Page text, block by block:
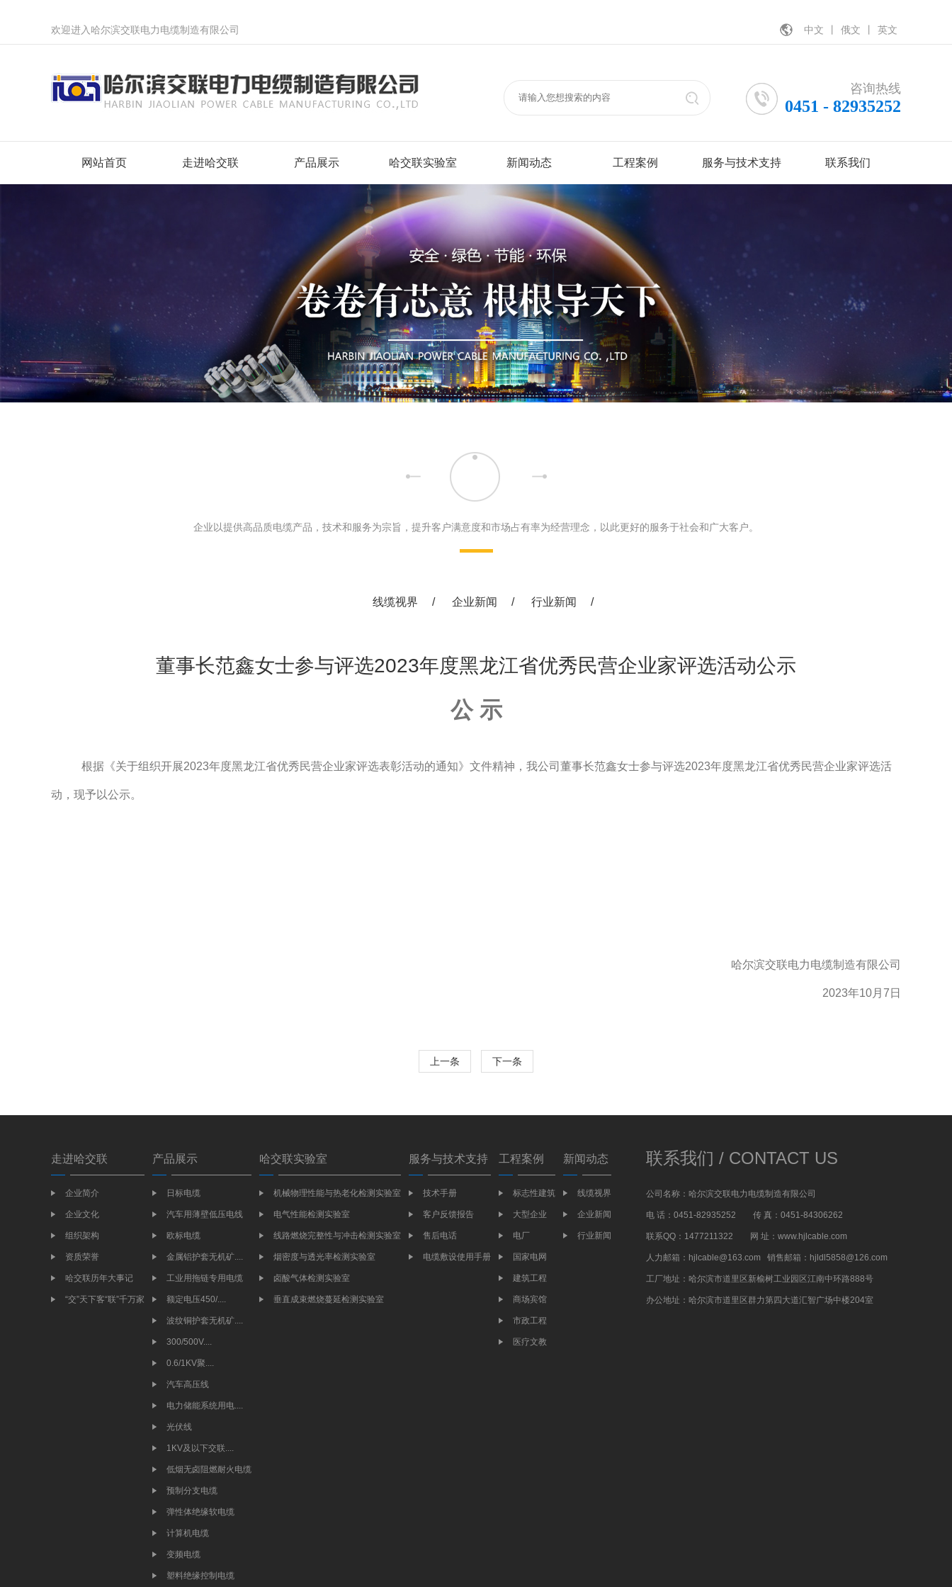
欢迎进入哈尔滨交联电力电缆制造有限公司 中文 俄文 英文
咨询热线
0451 - 82935252
网站首页 走进哈交联
“交”天下客“联”千万家
产品展示
1KV及以下交联聚乙烯绝缘电力电缆
无卤低烟阻燃耐火电缆
预制分支电缆
弹性体绝缘软电缆
计算机电缆
变频电缆
塑料绝缘控制电缆
架空绝缘电缆
铝绞线及钢芯铝绞线
额定电压450/750V聚氯乙烯绝缘电缆
300/500V防冻软铜电缆
缘辐照交联无卤低烟阻燃电线
欧标电缆
哈交联实验室
垂直成束燃烧蔓延检测
卤酸气体检测
烟密度与透光率检测
线路燃烧完整性与冲击检测
机械物理性能与热老化检测
实验室设备
新闻动态
行业新闻
线缆视界
工程案例
标志性建筑
大型企业
电厂
国家电网
建筑工程
商场宾馆
市政工程
医疗文教
服务与技术支持
电缆敷设使用手册
联系我们
企业以提供高品质电缆产品，技术和服务为宗旨，提升客户满意度和市场占有率为经营理念，以此更好的服务于社会和广大客户。
线缆视界 / 企业新闻 / 行业新闻 /
董事长范鑫女士参与评选2023年度黑龙江省优秀民营企业家评选活动公示
公 示
根据《关于组织开展2023年度黑龙江省优秀民营企业家评选表彰活动的通知》文件精神，我公司董事长范鑫女士参与评选2023年度黑龙江省优秀民营企业家评选活
动，现予以公示。
哈尔滨交联电力电缆制造有限公司
2023年10月7日
上一条 下一条
走进哈交联
企业简介
企业文化
组织架构
资质荣誉
哈交联历年大事记
“交”天下客“联”千万家
产品展示
日标电缆
汽车用薄壁低压电线
欧标电缆
金属铝护套无机矿....
工业用拖链专用电缆
额定电压450/....
波纹铜护套无机矿....
300/500V....
0.6/1KV聚....
汽车高压线
电力储能系统用电....
光伏线
1KV及以下交联....
低烟无卤阻燃耐火电缆
预制分支电缆
弹性体绝缘软电缆
计算机电缆
变频电缆
塑料绝缘控制电缆
哈交联实验室
机械物理性能与热老化检测实验室
电气性能检测实验室
线路燃烧完整性与冲击检测实验室
烟密度与透光率检测实验室
卤酸气体检测实验室
垂直成束燃烧蔓延检测实验室
服务与技术支持
技术手册
客户反馈报告
售后电话
电缆敷设使用手册
工程案例
标志性建筑
大型企业
电厂
国家电网
建筑工程
商场宾馆
市政工程
医疗文教
新闻动态
线缆视界
企业新闻
行业新闻
联系我们 / CONTACT US
公司名称：哈尔滨交联电力电缆制造有限公司
电 话：0451-82935252 传 真：0451-84306262
联系QQ：1477211322 网 址：www.hjlcable.com
人力邮箱：hjlcable@163.com 销售邮箱：hjldl5858@126.com
工厂地址：哈尔滨市道里区新榆树工业园区江南中环路888号
办公地址：哈尔滨市道里区群力第四大道汇智广场中楼204室